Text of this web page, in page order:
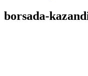
borsada-